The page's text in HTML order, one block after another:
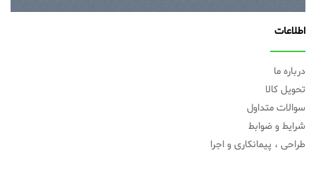
اطلاعات
درباره ما
تحویل کالا
سوالات متداول
شرایط و ضوابط
طراحی ، پیمانکاری و اجرا